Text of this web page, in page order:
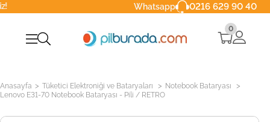
Whatsapp 0216 629 90 40
0
Anasayfa > Tüketici Elektroniği ve Bataryaları > Notebook Bataryası >
Lenovo E31-70 Notebook Bataryası - Pili / RETRO